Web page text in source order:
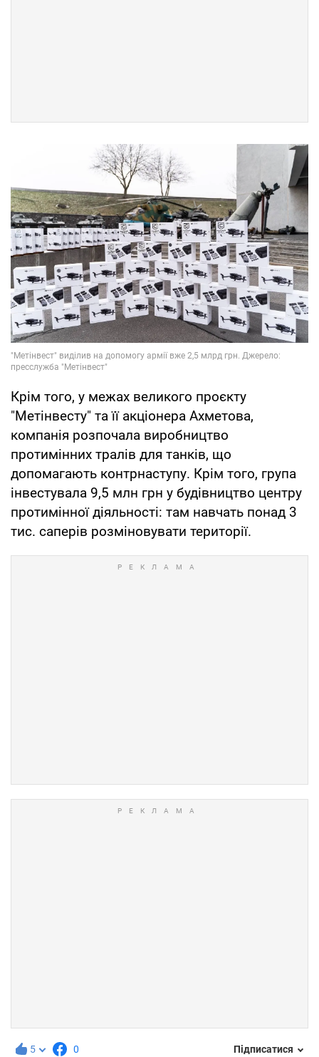
Крім того, у межах великого проєкту
"Метінвесту" та її акціонера Ахметова,
компанія розпочала виробництво
протимінних тралів для танків, що
допомагають контрнаступу. Крім того, група
інвестувала 9,5 млн грн у будівництво центру
протимінної діяльності: там навчать понад 3
тис. саперів розміновувати території.
5 0 Підписатися